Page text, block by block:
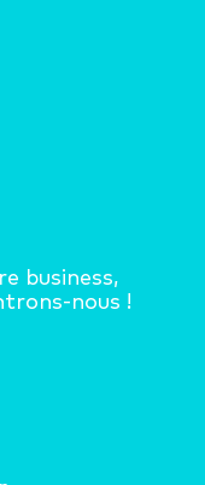
business,
nous !